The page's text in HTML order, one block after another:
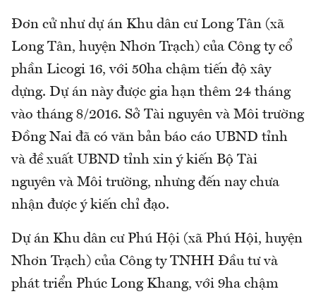
Đơn cử như dự án Khu dân cư Long Tân (xã
Long Tân, huyện Nhơn Trạch) của Công ty cổ
phần Licogi 16, với 50ha chậm tiến độ xây
dựng. Dự án này được gia hạn thêm 24 tháng
vào tháng 8/2016. Sở Tài nguyên và Môi trường
Đồng Nai đã có văn bản báo cáo UBND tỉnh
và đề xuất UBND tỉnh xin ý kiến Bộ Tài
nguyên và Môi trường, nhưng đến nay chưa
nhận được ý kiến chỉ đạo.
Dự án Khu dân cư Phú Hội (xã Phú Hội, huyện
Nhơn Trạch) của Công ty TNHH Đầu tư và
phát triển Phúc Long Khang, với 9ha chậm